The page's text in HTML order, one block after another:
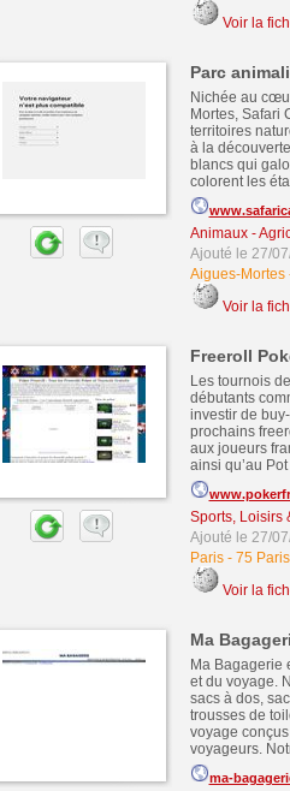
Voir la
Parc
Nichée au
Mortes, Safari
territoires
à la
blancs qui
colorent les
Animaux -
Ajouté le 27/
Aigues-Mortes
Voir la
Freeroll
Les tournois
débutants
investir de
prochains
aux joueurs
ainsi qu’au Pot
Sports, Loisirs
Ajouté le 27/
Paris- 75 Paris
Voir la
Ma
Ma Bagagerie
et du voyage.
sacs à dos,
trousses de
voyage
voyageurs.
ma-